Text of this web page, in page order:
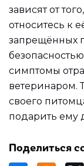
зависят от
относитесь к
запрещённых
симптомы
ветеринаром.
своего
подарить ему
Поделиться